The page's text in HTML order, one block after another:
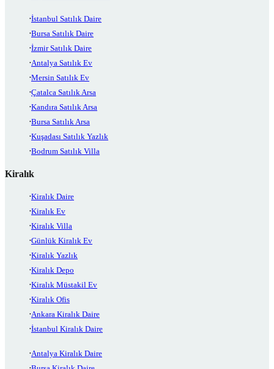
İstanbul Satılık Daire
Bursa Satılık Daire
İzmir Satılık Daire
Antalya Satılık Ev
Mersin Satılık Ev
Çatalca Satılık Arsa
Kandıra Satılık Arsa
Bursa Satılık Arsa
Kuşadası Satılık Yazlık
Bodrum Satılık Villa
Kiralık
Kiralık Daire
Kiralık Ev
Kiralık Villa
Günlük Kiralık Ev
Kiralık Yazlık
Kiralık Depo
Kiralık Müstakil Ev
Kiralık Ofis
Ankara Kiralık Daire
İstanbul Kiralık Daire
Antalya Kiralık Daire